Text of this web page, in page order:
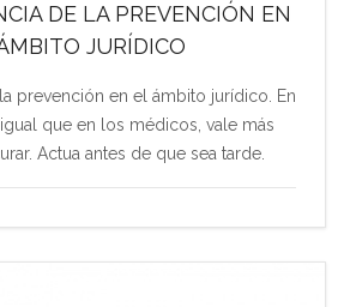
DE LA PREVENCIÓN EN
JURÍDICO
prevención en el ámbito jurídico. En
que en los médicos, vale más
Actua antes de que sea tarde.